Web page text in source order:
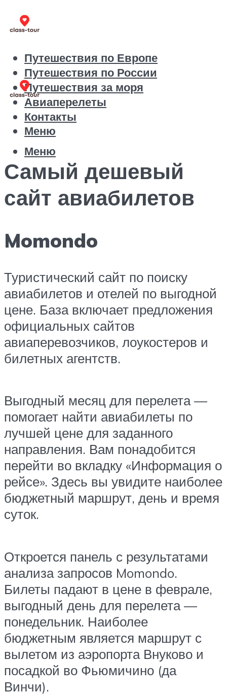
Путешествия по Европе
Путешествия по России
Путешествия за моря
Авиаперелеты
Контакты
Меню
Меню
Самый дешевый
сайт авиабилетов
Momondo
Туристический сайт по поиску
авиабилетов и отелей по выгодной
цене. База включает предложения
официальных сайтов
авиаперевозчиков, лоукостеров и
билетных агентств.
Выгодный месяц для перелета —
помогает найти авиабилеты по
лучшей цене для заданного
направления. Вам понадобится
перейти во вкладку «Информация о
рейсе». Здесь вы увидите наиболее
бюджетный маршрут, день и время
суток.
Откроется панель с результатами
анализа запросов Momondo.
Билеты падают в цене в феврале,
выгодный день для перелета —
понедельник. Наиболее
бюджетным является маршрут с
вылетом из аэропорта Внуково и
посадкой во Фьюмичино (да
Винчи).